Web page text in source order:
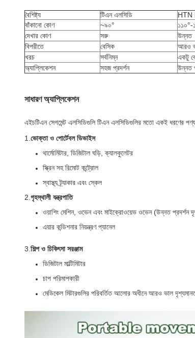
বৈশিষ্ট্য টিএন এলসিডি
HTN
বাঁকানো কোণ
~৯০°
১১০°-
দেখার কোণ
সরু
উন্নত
বিপরীতে
বেসিক
আরও
খরচ
সর্বনিম্ন
একটু
অ্যাপ্লিকেশন
সহজ প্রদর্শন উন্নত
সাধারণ অ্যাপ্লিকেশন
এইচটিএন সেগমেন্ট এলসিডিগুলি টিএন এলসিডিগুলির মতো একই ধরণের
1. ভোক্তা ও পোর্টেবল ডিভাইস
থার্মোমিটার, ডিজিটাল ঘড়ি, ক্যালকুলেটর
স্ক্রিন সহ রিমোট কন্ট্রোল
স্বাস্থ্য ট্র্যাকার এবং স্কেল
2. গৃহস্থালী যন্ত্রপাতি
ওয়াশিং মেশিন, ওভেন এবং মাইক্রোওয়েভ ওভেন (উন্নত প্রদর্শন
এয়ার কন্ডিশনার নিয়ন্ত্রণ প্যানেল
3. শিল্প ও চিকিৎসা সরঞ্জাম
ডিজিটাল মাল্টিমিটার
চাপ পরিমাপকারী
মেডিকেল মিটারগুলির পরিবর্তিত আলোর অধীনে আরও ভাল